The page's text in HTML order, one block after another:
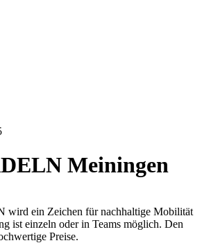
Meiningen
ein Zeichen für nachhaltige Mobilität
ist einzeln oder in Teams möglich. Den
Preise.